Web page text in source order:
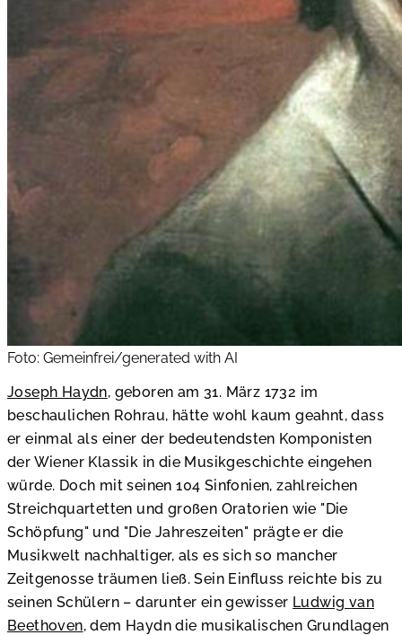
Foto: Gemeinfrei/generated with AI
Joseph Haydn, geboren am 31. März 1732 im
beschaulichen Rohrau, hätte wohl kaum geahnt, dass
er einmal als einer der bedeutendsten Komponisten
der Wiener Klassik in die Musikgeschichte eingehen
würde. Doch mit seinen 104 Sinfonien, zahlreichen
Streichquartetten und großen Oratorien wie "Die
Schöpfung" und "Die Jahreszeiten" prägte er die
Musikwelt nachhaltiger, als es sich so mancher
Zeitgenosse träumen ließ. Sein Einfluss reichte bis zu
seinen Schülern – darunter ein gewisser Ludwig van
Beethoven, dem Haydn die musikalischen Grundlagen